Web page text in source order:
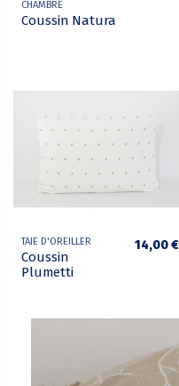
CHAMBRE
Coussin Natura
TAIE D'OREILLER
Coussin
Plumetti
14,00 €